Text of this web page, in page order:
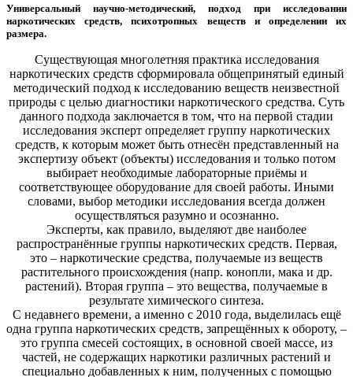
Универсальный научно-методический, подход при исследовании
наркотических средств, психотропных веществ и определении их
размера.
Существующая многолетняя практика исследования
наркотических средств сформировала общепринятый единый
методический подход к исследованию веществ неизвестной
природы с целью диагностики наркотического средства. Суть
данного подхода заключается в том, что на первой стадии
исследования эксперт определяет группу наркотических
средств, к которым может быть отнесён представленный на
экспертизу объект (объекты) исследования и только потом
выбирает необходимые лабораторные приёмы и
соответствующее оборудование для своей работы. Иными
словами, выбор методики исследования всегда должен
осуществляться разумно и осознанно.
Эксперты, как правило, выделяют две наиболее
распространённые группы наркотических средств. Первая,
это – наркотические средства, получаемые из веществ
растительного происхождения (напр. конопли, мака и др.
растений). Вторая группа – это вещества, получаемые в
результате химического синтеза.
С недавнего времени, а именно с 2010 года, выделилась ещё
одна группа наркотических средств, запрещённых к обороту, –
это группа смесей состоящих, в основной своей массе, из
частей, не содержащих наркотики различных растений и
специально добавленных к ним, полученных с помощью